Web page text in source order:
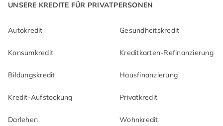
UNSERE KREDITE FÜR PRIVATPERSONEN
Autokredit Gesundheitskredit
Konsumkredit Kreditkarten-Refinanzierung
Bildungskredit Hausfinanzierung
Kredit-Aufstockung Privatkredit
Darlehen Wohnkredit